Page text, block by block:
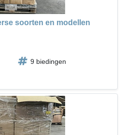
soorten en modellen
9 biedingen